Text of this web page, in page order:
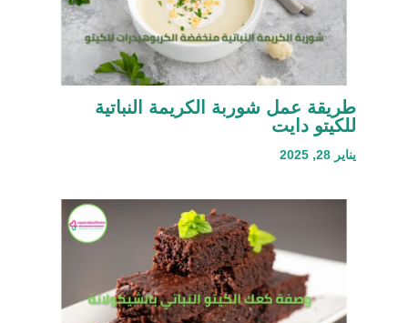
طريقة عمل شوربة الكريمة النباتية
للكيتو دايت
يناير 28, 2025